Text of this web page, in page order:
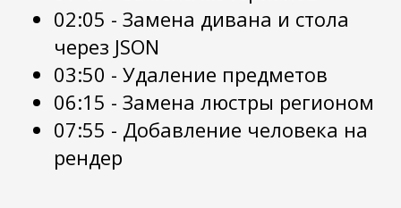
02:05 - Замена дивана и стола
через JSON
03:50 - Удаление предметов
06:15 - Замена люстры регионом
07:55 - Добавление человека на
рендер